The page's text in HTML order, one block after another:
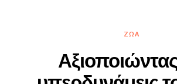
ΖΏΑ
Αξιοποιώντας